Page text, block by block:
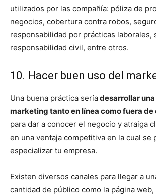
utilizados por las compañía: póliza de
negocios, cobertura contra robos,
responsabilidad por prácticas laborales,
responsabilidad civil, entre otros.
10. Hacer buen uso del
Una buena práctica seríadesarrollar
marketing tanto en línea como fuera de
para dar a conocer el negocio y atraiga
en una ventaja competitiva en la cual se
especializar tu empresa.
Existen diversos canales para llegar a
cantidad de público como la página